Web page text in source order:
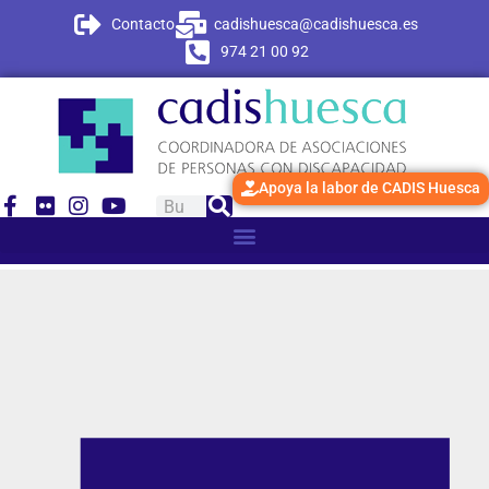
Contacto
cadishuesca@cadishuesca.es
974 21 00 92
Apoya la labor de CADIS Huesca